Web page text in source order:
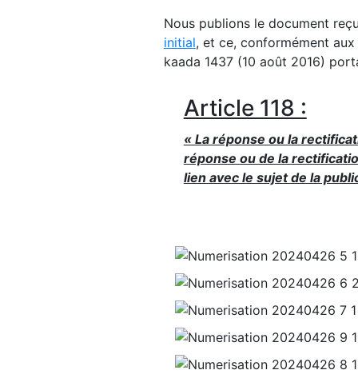
Nous publions le document
initial, et ce, conformément
kaada 1437 (10 août 2016)
Article 118 :
« La réponse ou la
réponse ou de la
lien avec le sujet de la